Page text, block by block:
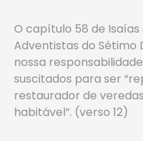
O capítulo 58 de
Adventistas do
nossa
suscitados para ser
restaurador de
habitável”. (verso 12)